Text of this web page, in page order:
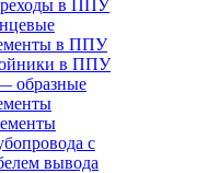
в ППУ
в ППУ
в ППУ
образные
с
вывода